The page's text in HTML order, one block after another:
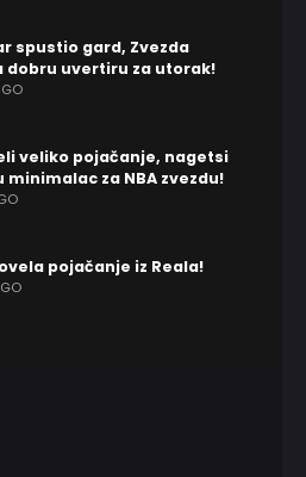
spustio gard, Zvezda
dobru uvertiru za utorak!
veliko pojačanje, nagetsi
minimalac za NBA zvezdu!
pojačanje iz Reala!